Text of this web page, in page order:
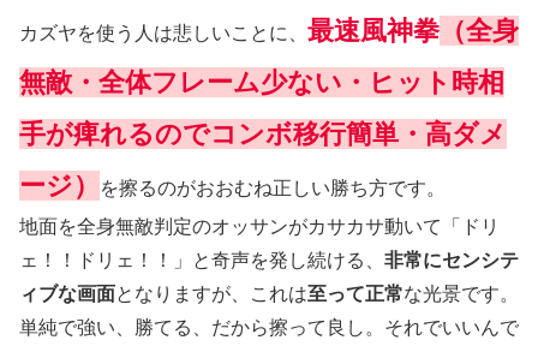
カズヤを使う人は悲しいことに、 最速風神拳 （全身
無敵・全体フレーム少ない・ヒット時相
手が痺れるのでコンボ移行簡単・高ダメ
ージ）
を擦るのがおおむね正しい勝ち方です。
地面を全身無敵判定のオッサンがカサカサ動いて「ドリ
ェ！！ドリェ！！」と奇声を発し続ける、 非常にセンシテ
ィブな画面となりますが、これは至って正常な光景です。
単純で強い、勝てる、だから擦って良し。それでいいんで